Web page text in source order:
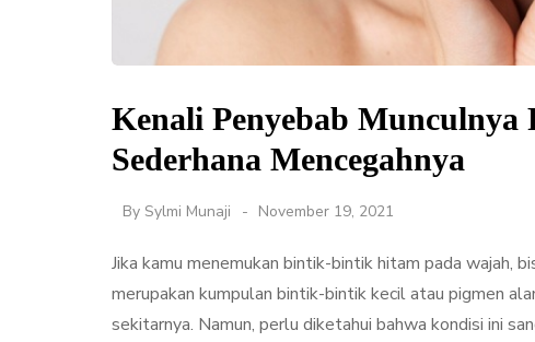
Kenali Penyebab
Sederhana Mencegahnya
By Sylmi Munaji November 19, 2021
Jika kamu menemukan bintik-bintik hitam pada wajah,
merupakan kumpulan bintik-bintik kecil atau pigmen
sekitarnya. Namun, perlu diketahui bahwa kondisi ini